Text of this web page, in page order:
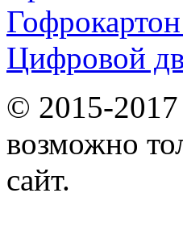
Цифровой
© 2015-2017
возможно
сайт.